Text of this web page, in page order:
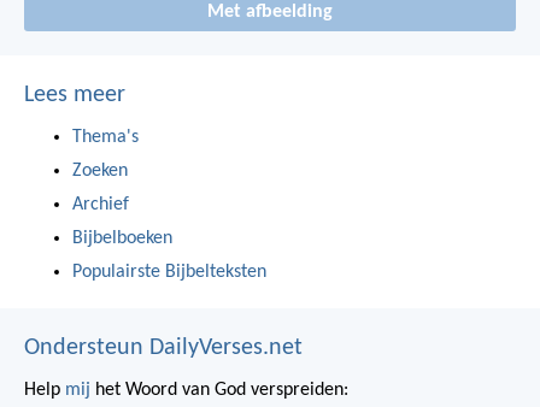
Met afbeelding
Lees meer
Thema's
Zoeken
Archief
Bijbelboeken
Populairste Bijbelteksten
Ondersteun DailyVerses.net
Help mij het Woord van God verspreiden: